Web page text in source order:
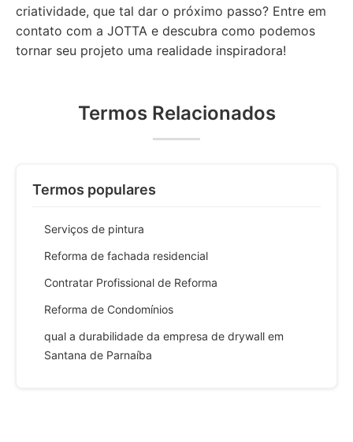
criatividade, que tal dar o próximo passo? Entre em
contato com a JOTTA e descubra como podemos
tornar seu projeto uma realidade inspiradora!
Termos Relacionados
Termos populares
Serviços de pintura
Reforma de fachada residencial
Contratar Profissional de Reforma
Reforma de Condomínios
qual a durabilidade da empresa de drywall em
Santana de Parnaíba